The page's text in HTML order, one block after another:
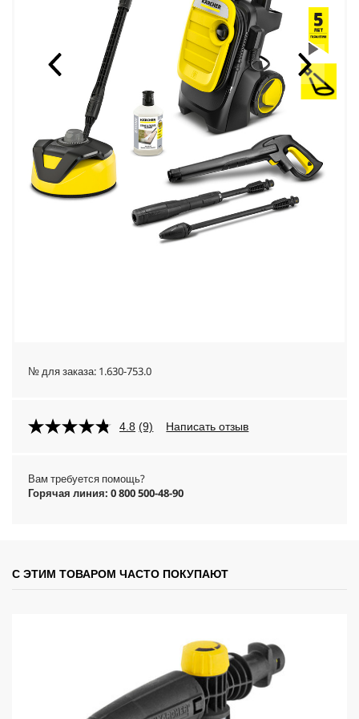
№ для заказа: 1.630-753.0
4.8 (9) Написать отзыв
Вам требуется помощь?
Горячая линия: 0 800 500-48-90
С ЭТИМ ТОВАРОМ ЧАСТО ПОКУПАЮТ